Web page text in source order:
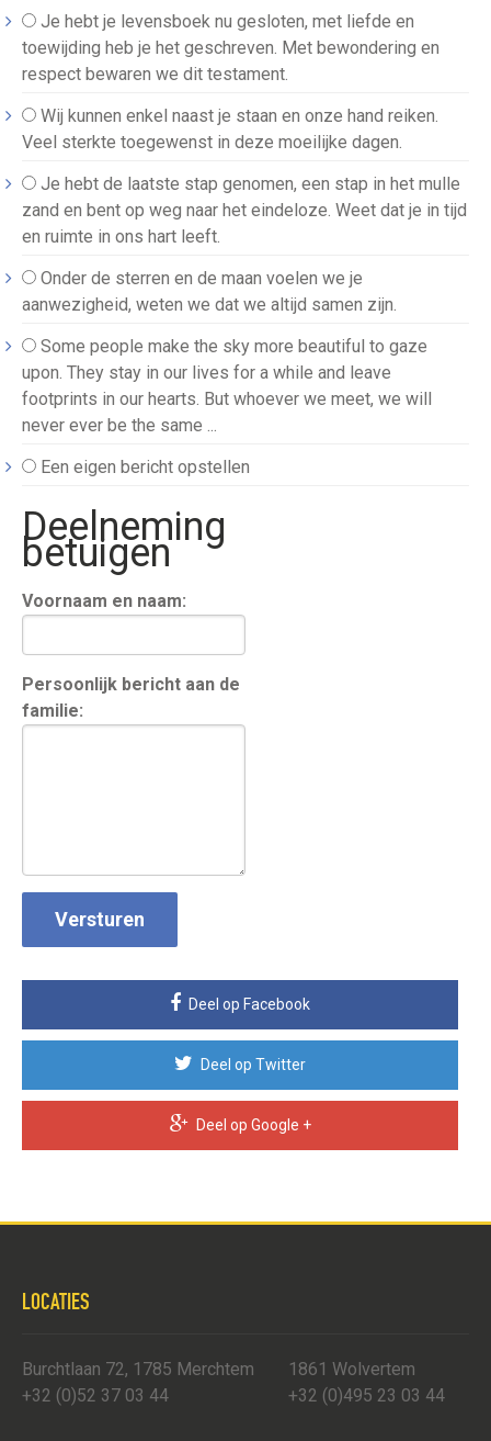
Je hebt je levensboek nu gesloten, met liefde en
toewijding heb je het geschreven. Met bewondering en
respect bewaren we dit testament.
Wij kunnen enkel naast je staan en onze hand reiken.
Veel sterkte toegewenst in deze moeilijke dagen.
Je hebt de laatste stap genomen, een stap in het mulle
zand en bent op weg naar het eindeloze. Weet dat je in tijd
en ruimte in ons hart leeft.
Onder de sterren en de maan voelen we je
aanwezigheid, weten we dat we altijd samen zijn.
Some people make the sky more beautiful to gaze
upon. They stay in our lives for a while and leave
footprints in our hearts. But whoever we meet, we will
never ever be the same ...
Een eigen bericht opstellen
Deelneming
betuigen
Voornaam en naam:
Persoonlijk bericht aan de
familie:
Deel op Facebook
Deel op Twitter
Deel op Google +
LOCATIES
Burchtlaan 72, 1785 Merchtem
+32 (0)52 37 03 44
1861 Wolvertem
+32 (0)495 23 03 44